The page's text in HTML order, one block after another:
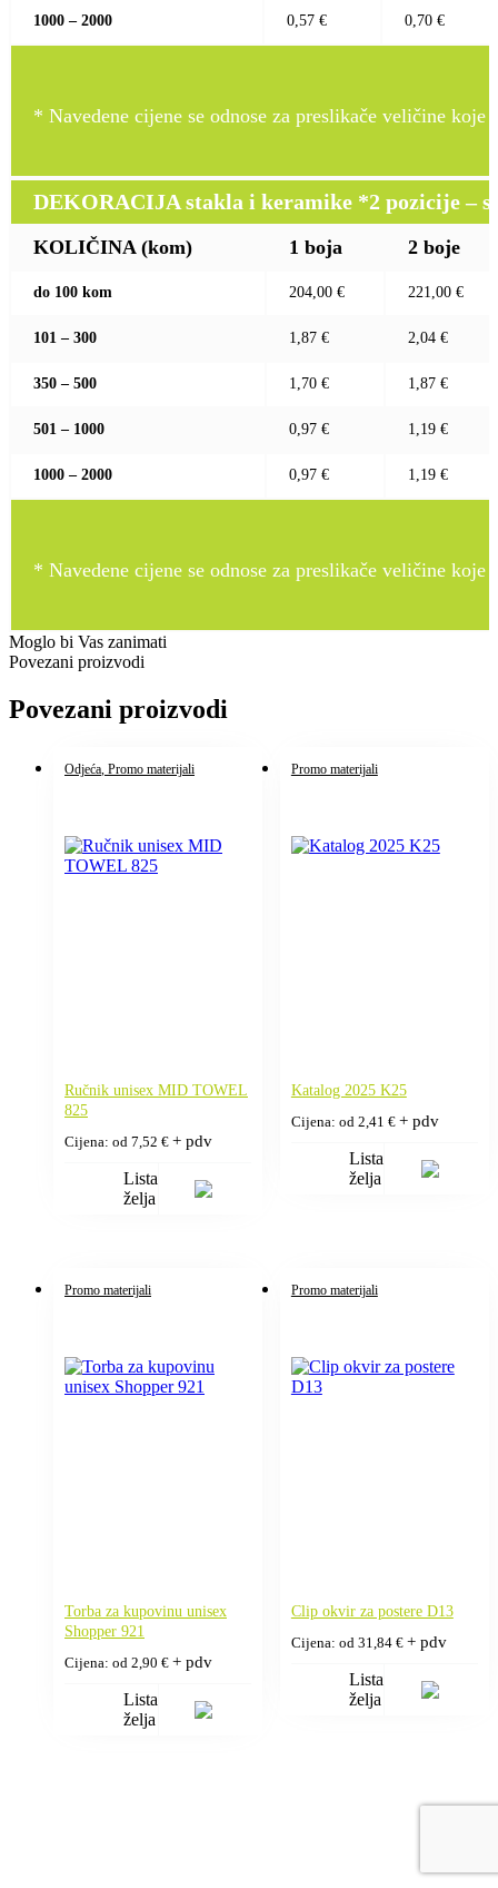
1000 – 2000 0,57 € 0,70 €
* Navedene cijene se odnose za preslikače veličine
DEKORACIJA stakla i keramike *2 pozicije –
KOLIČINA (kom) 1 boja 2 boje
do 100 kom 204,00 € 221,00 €
101 – 300 1,87 € 2,04 €
350 – 500 1,70 € 1,87 €
501 – 1000 0,97 € 1,19 €
1000 – 2000 0,97 € 1,19 €
* Navedene cijene se odnose za preslikače veličine
Moglo bi Vas zanimati
Povezani proizvodi
Povezani proizvodi
Odjeća, Promo materijali
Ručnik unisex MID TOWEL
825
Cijena: od 7,52 € + pdv
Lista
želja
Promo materijali
Katalog 2025 K25
Cijena: od 2,41 € + pdv
Lista
želja
Promo materijali
Torba za kupovinu unisex
Shopper 921
Cijena: od 2,90 € + pdv
Lista
želja
Promo materijali
Clip okvir za postere D13
Cijena: od 31,84 € + pdv
Lista
želja